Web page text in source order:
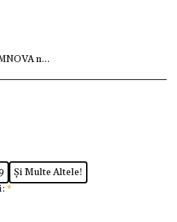
ne dorim ca fiecare
Și Multe Altele!
*